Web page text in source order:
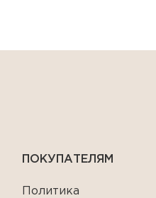
ПОКУПАТЕЛЯМ
Политика